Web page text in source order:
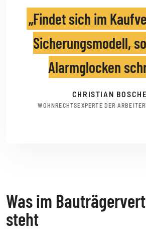
Findet sich im
Sicherungsmodell,
Alarmglocken
CHRISTIAN
WOHNRECHTSEXPERTE DER
Was im
steht